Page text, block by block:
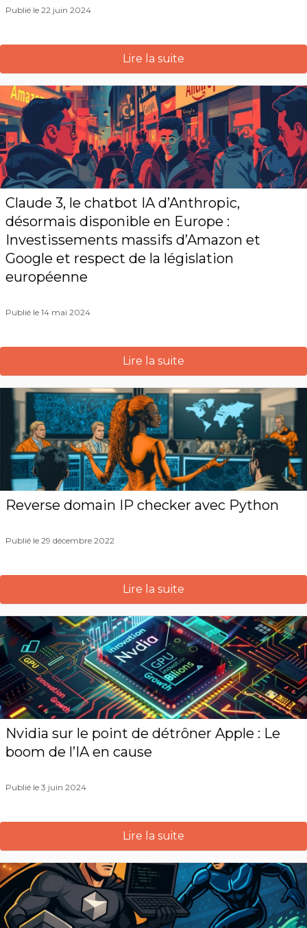
Publié le 22 juin 2024
Lire la suite
Claude 3, le chatbot IA d’Anthropic,
désormais disponible en Europe :
Investissements massifs d’Amazon et
Google et respect de la législation
européenne
Publié le 14 mai 2024
Lire la suite
Reverse domain IP checker avec Python
Publié le 29 décembre 2022
Lire la suite
Nvidia sur le point de détrôner Apple : Le
boom de l’IA en cause
Publié le 3 juin 2024
Lire la suite